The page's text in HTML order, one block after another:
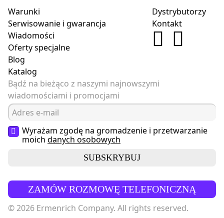
Warunki
Serwisowanie i gwarancja
Wiadomości
Oferty specjalne
Blog
Katalog
Dystrybutorzy
Kontakt
Bądź na bieżąco z naszymi najnowszymi
wiadomościami i promocjami
Wyrażam zgodę na gromadzenie i przetwarzanie
moich danych osobowych
SUBSKRYBUJ
ZAMÓW ROZMOWĘ TELEFONICZNĄ
© 2026 Ermenrich Company. All rights reserved.